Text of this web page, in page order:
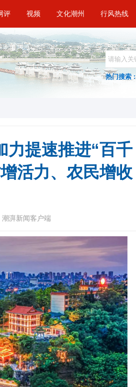
评 视频 文化潮州 行风热线
热门搜索 :
力提速推进“百千
活力、农民增收
湃新闻客户端